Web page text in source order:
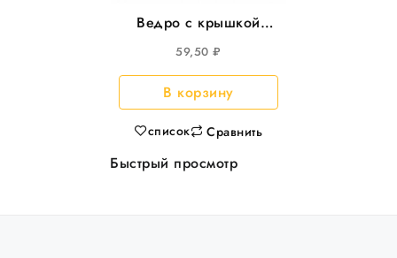
Ведро с крышкой
3,25л круглое,
d=195мм, 45шт/уп
59,50₽
В корзину
список Сравнить
Быстрый просмотр